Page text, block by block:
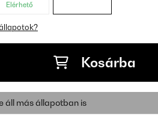
Elérhető
Kosárba
áll más állapotban is